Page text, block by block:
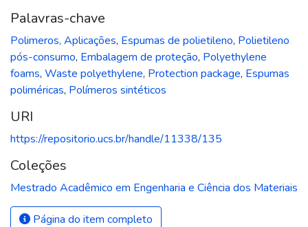
Palavras-chave
Polimeros, Aplicações, Espumas de polietileno, Polietileno
pós-consumo, Embalagem de proteção, Polyethylene
foams, Waste polyethylene, Protection package, Espumas
poliméricas, Polímeros sintéticos
URI
https://repositorio.ucs.br/handle/11338/135
Coleções
Mestrado Acadêmico em Engenharia e Ciência dos Materiais
Página do item completo